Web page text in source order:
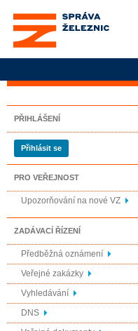
Správa železnic, státní
organizace
PŘIHLÁŠENÍ
Přihlásit se
PRO VEŘEJNOST
Upozorňování na nové VZ
ZADÁVACÍ ŘÍZENÍ
Předběžná oznámení
Veřejné zakázky
Vyhledávání
DNS